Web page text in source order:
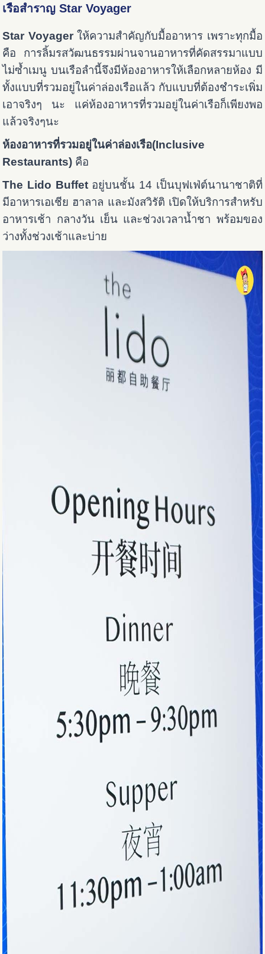
เรือสำราญ Star Voyager
Star Voyagerให้ความสำคัญกับมื้ออาหาร เพราะทุกมื้อ
คือ การลิ้มรสวัฒนธรรมผ่านจานอาหารที่คัดสรรมาแบบ
ไม่ซ้ำเมนู บนเรือลำนี้จึงมีห้องอาหารให้เลือกหลายห้อง มี
ทั้งแบบที่รวมอยู่ในค่าล่องเรือแล้ว กับแบบที่ต้องชำระเพิ่ม
เอาจริงๆ นะ แค่ห้องอาหารที่รวมอยู่ในค่าเรือก็เพียงพอ
แล้วจริงๆนะ
ห้องอาหารที่รวมอยู่ในค่าล่องเรือ(Inclusive
Restaurants) คือ
The Lido Buffetอยู่บนชั้น 14 เป็นบุฟเฟ่ต์นานาชาติที่
มีอาหารเอเชีย ฮาลาล และมังสวิรัติ เปิดให้บริการสำหรับ
อาหารเช้า กลางวัน เย็น และช่วงเวลาน้ำชา พร้อมของ
ว่างทั้งช่วงเช้าและบ่าย ​